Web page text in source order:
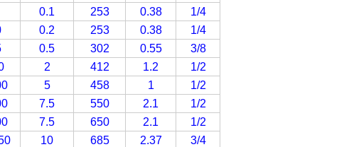
0.1 253 0.38
1/4
0.2 253 0.38
1/4
0.5 302 0.55
3/8
2 412 1.2
1/2
5 458 1
1/2
7.5 550 2.1
1/2
7.5 650 2.1
1/2
10 685 2.37
3/4